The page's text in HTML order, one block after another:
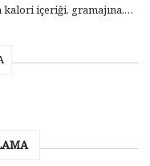
kalori içeriği, gramajına,…